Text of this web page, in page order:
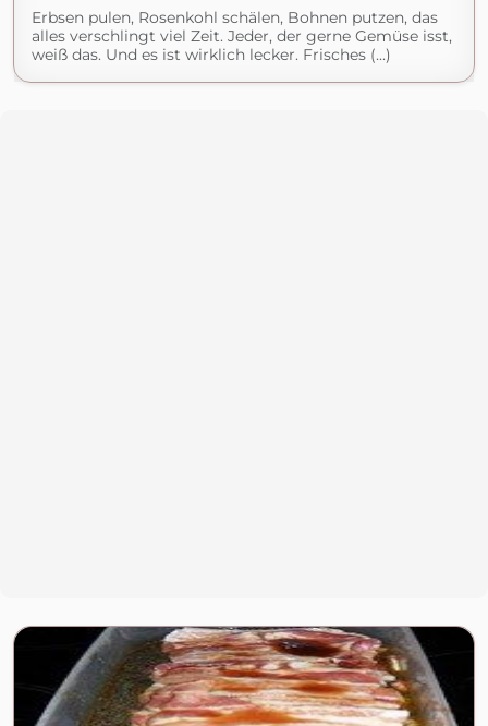
Erbsen pulen, Rosenkohl schälen, Bohnen putzen, das
alles verschlingt viel Zeit. Jeder, der gerne Gemüse isst,
weiß das. Und es ist wirklich lecker. Frisches (...)